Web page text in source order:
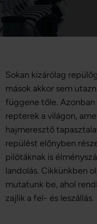
Sokan kizárólag
mások akkor sem
függene tőle.
repterek a világon,
hajmeresztő
repülést előnyben
pilótáknak is
landolás. Cikkünkben
mutatunk be, ahol
zajlik a fel- és leszállás.